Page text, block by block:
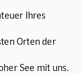
Ihres
Orten der
See mit uns.